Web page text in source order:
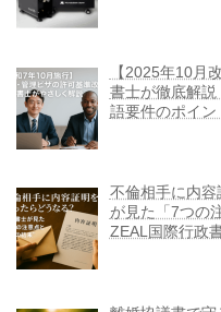
【2025年10月
書士が徹底解
語要件のポイン
不倫相手に内
が見た「7つの
ZEAL国際行政